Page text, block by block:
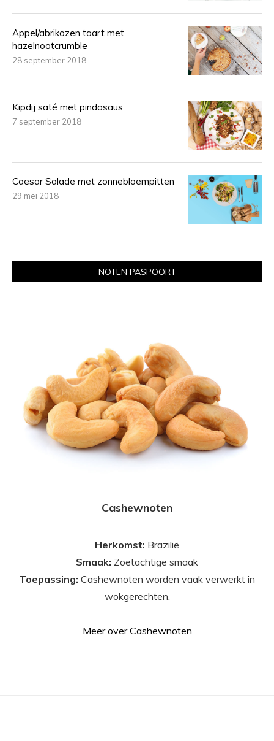
Appel/abrikozen taart met
hazelnootcrumble
28 september 2018
Kipdij saté met pindasaus
7 september 2018
Caesar Salade met zonnebloempitten
29 mei 2018
NOTEN PASPOORT
Cashewnoten
Herkomst: Brazilië
Smaak: Zoetachtige smaak
Toepassing: Cashewnoten worden vaak verwerkt in
wokgerechten.
Meer over Cashewnoten